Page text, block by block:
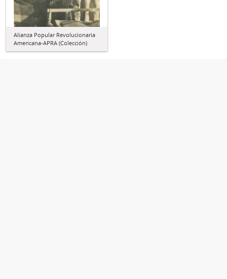
Alianza Popular Revolucionaria
Americana-APRA (Colección)